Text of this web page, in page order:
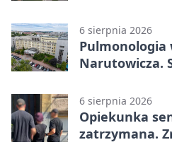
6 sierpnia 2026
Pulmonologia
Narutowicza.
6 sierpnia 2026
Opiekunka
zatrzymana.